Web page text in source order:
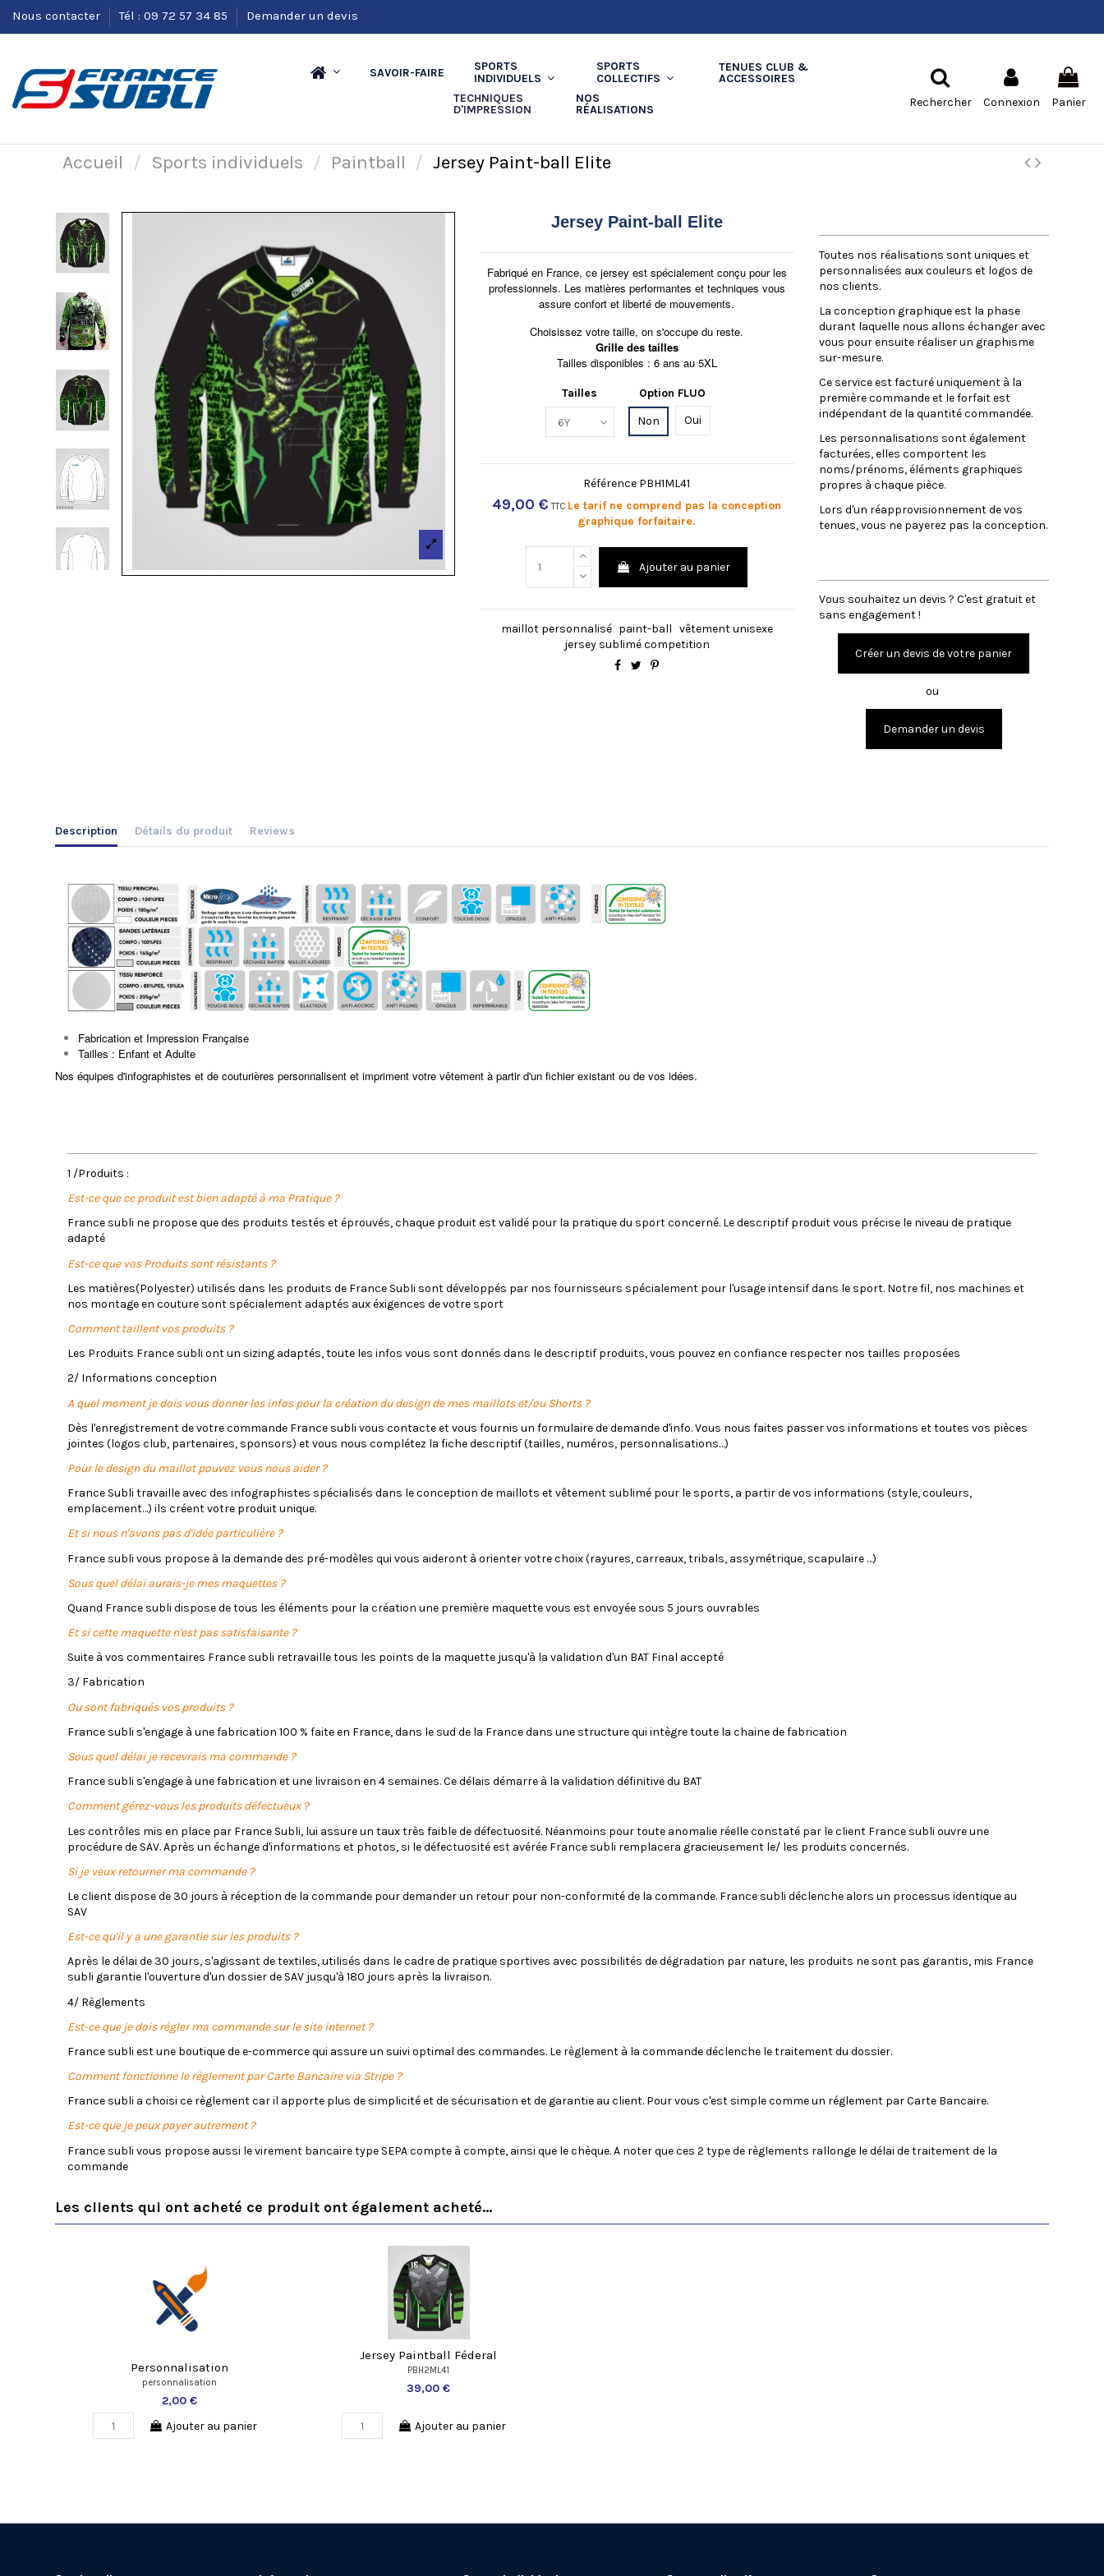
Nous contacter Tél : 09 72 57 34 85 Demander un devis
SAVOIR-FAIRE
SPORTS
INDIVIDUELS
SPORTS
COLLECTIFS
TENUES CLUB &
ACCESSOIRES
TECHNIQUES
D'IMPRESSION
NOS
RÉALISATIONS
Rechercher Connexion Panier
Accueil Sports individuels Paintball Jersey Paint-ball Elite
Jersey Paint-ball Elite
Fabriqué en France, ce jersey est spécialement conçu pour les
professionnels. Les matières performantes et techniques vous
assure confort et liberté de mouvements.
Choisissez votre taille, on s'occupe du reste.
Grille des tailles
Tailles disponibles : 6 ans au 5XL
Tailles
Option FLUO
Non
Oui
Référence PBH1ML41
49,00 € TTC Le tarif ne comprend pas la conception
graphique forfaitaire.
Ajouter au panier
maillot personnalisé paint-ball vêtement unisexe
jersey sublimé competition
Toutes nos réalisations sont uniques et
personnalisées aux couleurs et logos de
nos clients.
La conception graphique est la phase
durant laquelle nous allons échanger avec
vous pour ensuite réaliser un graphisme
sur-mesure.
Ce service est facturé uniquement à la
première commande et le forfait est
indépendant de la quantité commandée.
Les personnalisations sont également
facturées, elles comportent les
noms/prénoms, éléments graphiques
propres à chaque pièce.
Lors d'un réapprovisionnement de vos
tenues, vous ne payerez pas la conception.
Vous souhaitez un devis ? C'est gratuit et
sans engagement !
Créer un devis de votre panier
ou
Demander un devis
Description Détails du produit Reviews
Fabrication et Impression Française
Tailles : Enfant et Adulte
Nos équipes d'infographistes et de couturières personnalisent et impriment votre vêtement à partir d'un fichier existant ou de vos idées.
1 /Produits :
Est-ce que ce produit est bien adapté à ma Pratique ?
France subli ne propose que des produits testés et éprouvés, chaque produit est validé pour la pratique du sport concerné. Le descriptif produit vous précise le niveau de pratique
adapté
Est-ce que vos Produits sont résistants ?
Les matières(Polyester) utilisés dans les produits de France Subli sont développés par nos fournisseurs spécialement pour l'usage intensif dans le sport. Notre fil, nos machines et
nos montage en couture sont spécialement adaptés aux éxigences de votre sport
Comment taillent vos produits ?
Les Produits France subli ont un sizing adaptés, toute les infos vous sont donnés dans le descriptif produits, vous pouvez en confiance respecter nos tailles proposées
2/ Informations conception
A quel moment je dois vous donner les infos pour la création du design de mes maillots et/ou Shorts ?
Dès l'enregistrement de votre commande France subli vous contacte et vous fournis un formulaire de demande d'info. Vous nous faites passer vos informations et toutes vos pièces
jointes (logos club, partenaires, sponsors) et vous nous complétez la fiche descriptif (tailles, numéros, personnalisations…)
Pour le design du maillot pouvez vous nous aider ?
France Subli travaille avec des infographistes spécialisés dans le conception de maillots et vêtement sublimé pour le sports, a partir de vos informations (style, couleurs,
emplacement…) ils créent votre produit unique.
Et si nous n'avons pas d'idée particulière ?
France subli vous propose à la demande des pré-modèles qui vous aideront à orienter votre choix (rayures, carreaux, tribals, assymétrique, scapulaire …)
Sous quel délai aurais-je mes maquettes ?
Quand France subli dispose de tous les éléments pour la création une première maquette vous est envoyée sous 5 jours ouvrables
Et si cette maquette n'est pas satisfaisante ?
Suite à vos commentaires France subli retravaille tous les points de la maquette jusqu'à la validation d'un BAT Final accepté
3/ Fabrication
Ou sont fabriqués vos produits ?
France subli s'engage à une fabrication 100 % faite en France, dans le sud de la France dans une structure qui intègre toute la chaine de fabrication
Sous quel délai je recevrais ma commande ?
France subli s'engage à une fabrication et une livraison en 4 semaines. Ce délais démarre à la validation définitive du BAT
Comment gérez-vous les produits défectueux ?
Les contrôles mis en place par France Subli, lui assure un taux très faible de défectuosité. Néanmoins pour toute anomalie réelle constaté par le client France subli ouvre une
procédure de SAV. Après un échange d'informations et photos, si le défectuosité est avérée France subli remplacera gracieusement le/ les produits concernés.
Si je veux retourner ma commande ?
Le client dispose de 30 jours à réception de la commande pour demander un retour pour non-conformité de la commande. France subli déclenche alors un processus identique au
SAV
Est-ce qu'il y a une garantie sur les produits ?
Après le délai de 30 jours, s'agissant de textiles, utilisés dans le cadre de pratique sportives avec possibilités de dégradation par nature, les produits ne sont pas garantis, mis France
subli garantie l'ouverture d'un dossier de SAV jusqu'à 180 jours après la livraison.
4/ Règlements
Est-ce que je dois régler ma commande sur le site internet ?
France subli est une boutique de e-commerce qui assure un suivi optimal des commandes. Le règlement à la commande déclenche le traitement du dossier.
Comment fonctionne le règlement par Carte Bancaire via Stripe ?
France subli a choisi ce règlement car il apporte plus de simplicité et de sécurisation et de garantie au client. Pour vous c'est simple comme un réglement par Carte Bancaire.
Est-ce que je peux payer autrement ?
France subli vous propose aussi le virement bancaire type SEPA compte à compte, ainsi que le chèque. A noter que ces 2 type de règlements rallonge le délai de traitement de la
commande
Les clients qui ont acheté ce produit ont également acheté...
Personnalisation
personnalisation
2,00 €
Ajouter au panier
Jersey Paintball Féderal
PBH2ML41
39,00 €
Ajouter au panier